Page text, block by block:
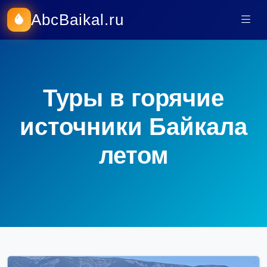
AbcBaikal.ru
Туры в горячие
источники Байкала
летом